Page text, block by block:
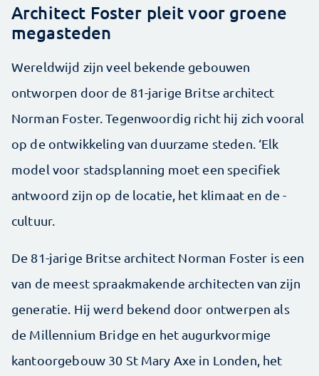
Architect Foster pleit voor groene
megasteden
Wereldwijd zijn veel bekende gebouwen
ontworpen door de 81-jarige Britse architect
Norman Foster. Tegenwoordig richt hij zich vooral
op de ontwikkeling van duurzame steden. ‘Elk
model voor stadsplanning moet een specifiek
antwoord zijn op de locatie, het klimaat en de ­
cultuur.
De 81-jarige Britse architect Norman Foster is een
van de meest spraakmakende architecten van zijn
generatie. Hij werd bekend door ontwerpen als
de Millennium Bridge en het augurk­vormige
kantoorgebouw 30 St Mary Axe in Londen, het